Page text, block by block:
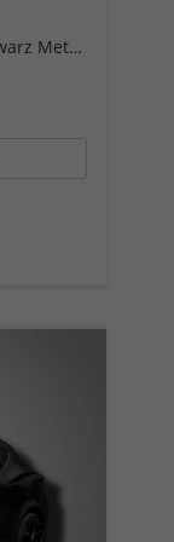
Midnight Schwarz Metallic